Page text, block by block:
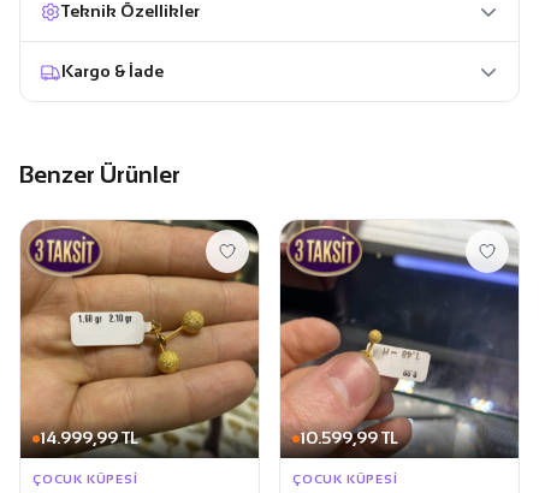
Teknik Özellikler
Kargo & İade
Benzer Ürünler
14.999,99 TL
ÇOCUK KÜPESI
10.599,99 TL
ÇOCUK KÜPESI